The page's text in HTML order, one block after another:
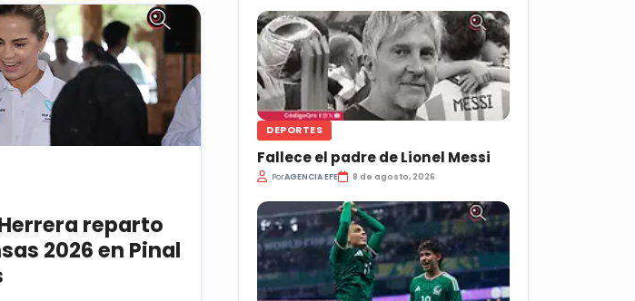
reparto
2026 en Pinal
DEPORTES
Fallece el padre de Lionel Messi
PorAGENCIA EFE 8 de agosto, 2026